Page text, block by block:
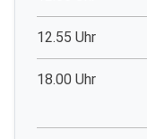
12.55 Uhr
18.00 Uhr